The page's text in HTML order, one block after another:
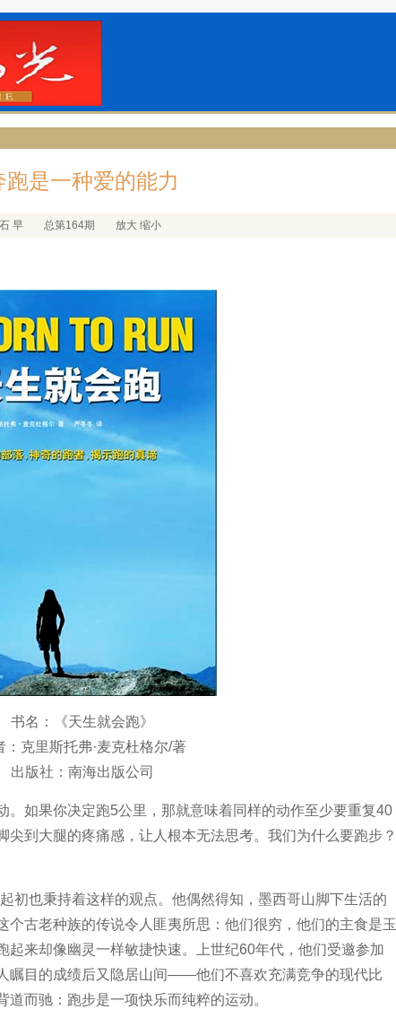
跑是一种爱的能力
早 总第164期 放大 缩小
书名：《天生就会跑》
：克里斯托弗·麦克杜格尔/著
出版社：南海出版公司
。如果你决定跑5公里，那就意味着同样的动作至少要重复40
尖到大腿的疼痛感，让人根本无法思考。我们为什么要跑步？
初也秉持着这样的观点。他偶然得知，墨西哥山脚下生活的
个古老种族的传说令人匪夷所思：他们很穷，他们的主食是玉
起来却像幽灵一样敏捷快速。上世纪60年代，他们受邀参加
瞩目的成绩后又隐居山间——他们不喜欢充满竞争的现代比
而驰：跑步是一项快乐而纯粹的运动。